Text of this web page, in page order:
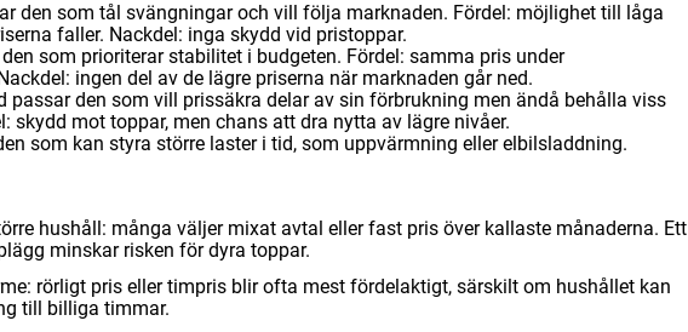
den som tål svängningar och vill följa marknaden. Fördel: möjlighet till låga
faller. Nackdel: inga skydd vid pristoppar.
som prioriterar stabilitet i budgeten. Fördel: samma pris under
ingen del av de lägre priserna när marknaden går ned.
passar den som vill prissäkra delar av sin förbrukning men ändå behålla viss
skydd mot toppar, men chans att dra nytta av lägre nivåer.
som kan styra större laster i tid, som uppvärmning eller elbilsladdning.
hushåll: många väljer mixat avtal eller fast pris över kallaste månaderna. Ett
minskar risken för dyra toppar.
rörligt pris eller timpris blir ofta mest fördelaktigt, särskilt om hushållet kan
till billiga timmar.